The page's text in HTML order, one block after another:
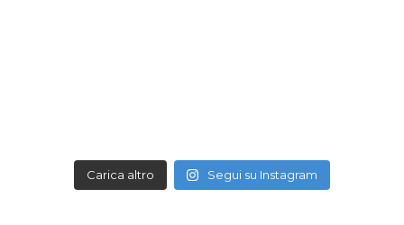
Carica altro Segui su Instagram